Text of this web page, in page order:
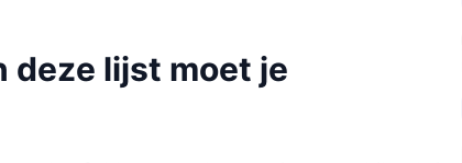
deze lijst moet je